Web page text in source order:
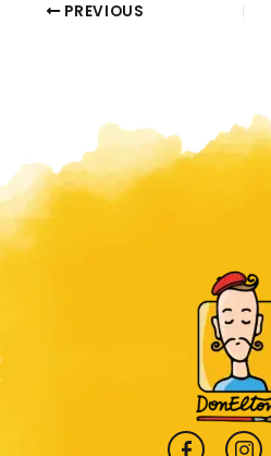
PREVIOUS